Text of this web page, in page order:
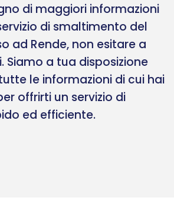
di maggiori informazioni
di smaltimento del
ad Rende, non esitare a
Siamo a tua disposizione
le informazioni di cui hai
offrirti un servizio di
ed efficiente.